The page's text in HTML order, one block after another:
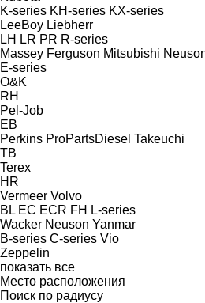
K-series KH-series KX-series
LeeBoy Liebherr
LH LR PR R-series
Massey Ferguson Mitsubishi
E-series
O&K
RH
Pel-Job
EB
Perkins ProPartsDiesel Takeuchi
TB
Terex
HR
Vermeer Volvo
BL EC ECR FH L-series
Wacker Neuson Yanmar
B-series C-series Vio
Zeppelin
показать все
Место расположения
Поиск по радиусу